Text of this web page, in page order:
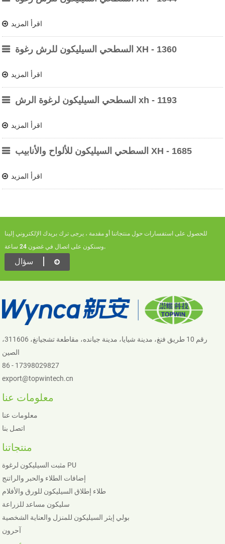
اقرأ المزيد
السطحي السيليكون للرش رغوة XH - 1360
اقرأ المزيد
السطحي السيليكون لرغوة الرش xh - 1193
اقرأ المزيد
السطحي السيليكون للألواح والأنابيب XH - 1685
اقرأ المزيد
للحصول على استفسارات حول منتجاتنا أو مقدمة ، يرجى ترك بريدك الإلكتروني إلينا
وسنكون على اتصال في غضون 24 ساعة.
سؤال
رقم 10 طريق فنغ، مدينة شيايا، مدينة جيانده، مقاطعة تشجيانغ، 311606،
الصين
86 - 17398029827
export@topwintech.cn
معلومات عنا
معلومات عنا
اتصل بنا
منتجاتنا
مثبت السيليكون لرغوة PU
إضافات الطلاء والحبر والراتنج
طلاء إطلاق السيليكون للورق والأفلام
سليكون مساعد للزراعة
بولي إيثر السيليكون للمنزل والعناية الشخصية
آحرون